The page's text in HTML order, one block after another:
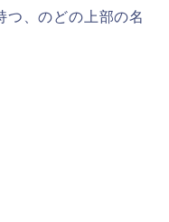
つ、のどの上部の名